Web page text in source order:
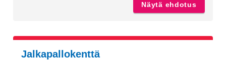
Näytä ehdotus
Jalkapallokenttä